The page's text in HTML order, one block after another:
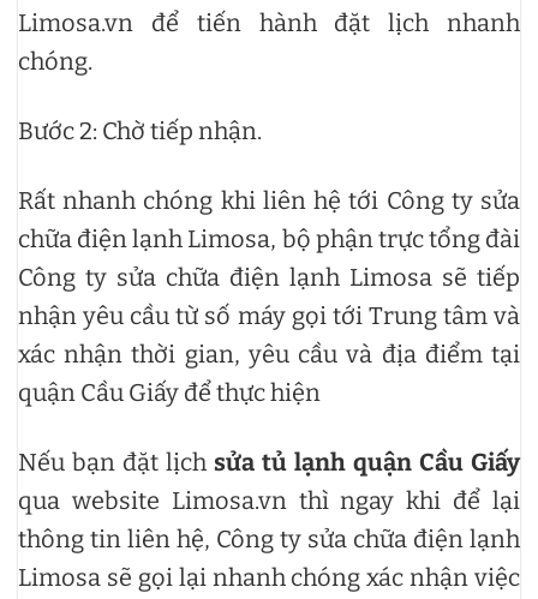
Limosa.vn để tiến hành đặt lịch nhanh
chóng.
Bước 2: Chờ tiếp nhận.
Rất nhanh chóng khi liên hệ tới Công ty sửa
chữa điện lạnh Limosa, bộ phận trực tổng đài
Công ty sửa chữa điện lạnh Limosa sẽ tiếp
nhận yêu cầu từ số máy gọi tới Trung tâm và
xác nhận thời gian, yêu cầu và địa điểm tại
quận Cầu Giấy để thực hiện
Nếu bạn đặt lịch sửa tủ lạnh quận Cầu Giấy
qua website Limosa.vn thì ngay khi để lại
thông tin liên hệ, Công ty sửa chữa điện lạnh
Limosa sẽ gọi lại nhanh chóng xác nhận việc